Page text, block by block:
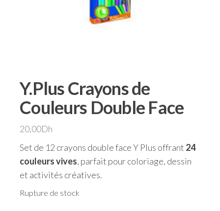
Y.Plus Crayons de
Couleurs Double Face
20,00Dh
Set de 12 crayons double face Y Plus offrant 24
couleurs vives, parfait pour coloriage, dessin
et activités créatives.
Rupture de stock